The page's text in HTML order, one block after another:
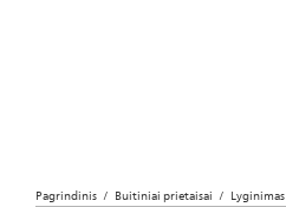
Pagrindinis Buitiniai prietaisai Lyginimas